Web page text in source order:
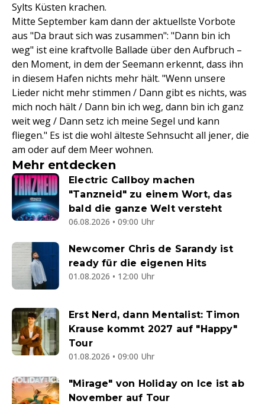
Sylts Küsten krachen.
Mitte September kam dann der aktuellste Vorbote
aus "Da braut sich was zusammen": "Dann bin ich
weg" ist eine kraftvolle Ballade über den Aufbruch –
den Moment, in dem der Seemann erkennt, dass ihn
in diesem Hafen nichts mehr hält. "Wenn unsere
Lieder nicht mehr stimmen / Dann gibt es nichts, was
mich noch hält / Dann bin ich weg, dann bin ich ganz
weit weg / Dann setz ich meine Segel und kann
fliegen." Es ist die wohl älteste Sehnsucht all jener, die
am oder auf dem Meer wohnen.
Mehr entdecken
Electric Callboy machen
"Tanzneid" zu einem Wort, das
bald die ganze Welt versteht
06.08.2026 • 09:00 Uhr
Newcomer Chris de Sarandy ist
ready für die eigenen Hits
01.08.2026 • 12:00 Uhr
Erst Nerd, dann Mentalist: Timon
Krause kommt 2027 auf "Happy"
Tour
01.08.2026 • 09:00 Uhr
"Mirage" von Holiday on Ice ist ab
November auf Tour